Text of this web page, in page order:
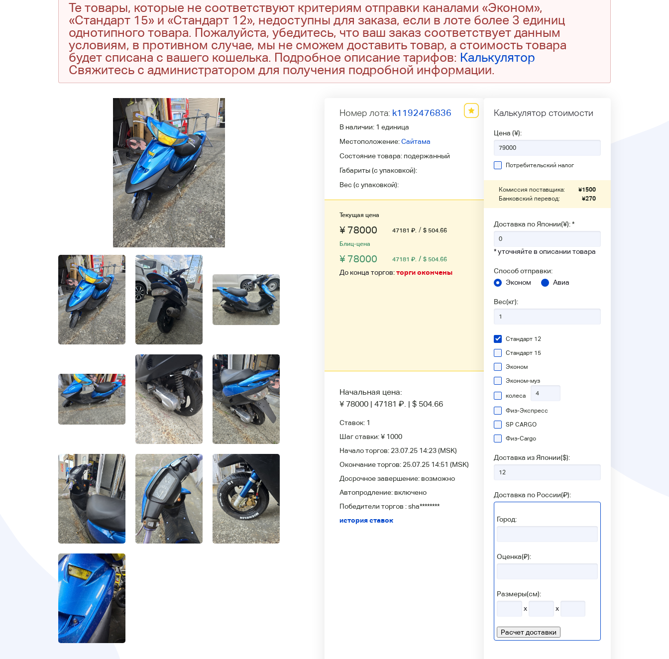
Те товары, которые не соответствуют критериям отправки каналами «Эконом»,
«Стандарт 15» и «Стандарт 12», недоступны для заказа, если в лоте более 3 единиц
однотипного товара. Пожалуйста, убедитесь, что ваш заказ соответствует данным
условиям, в противном случае, мы не сможем доставить товар, а стоимость товара
будет списана с вашего кошелька. Подробное описание тарифов: Калькулятор
Свяжитесь с администратором для получения подробной информации.
Номер лота: k1192476836
В наличии: 1 единица
Местоположение:Сайтама
Состояние товара: подержанный
Габариты (с упаковкой):
Вес (с упаковкой):
Текущая цена
¥ 78000 47181 ₽. / $ 504.66
Блиц-цена
¥ 78000 47181 ₽. / $ 504.66
До конца торгов:торги окончены
Начальная цена:
¥ 78000 | 47181 ₽. | $ 504.66
Ставок: 1
Шаг ставки:¥ 1000
Начало торгов: 23.07.25 14:23(MSK)
Окончание торгов: 25.07.25 14:51 (MSK)
Досрочное завершение: возможно
Автопродление: включено
Победители торгов :sha********
история ставок
Калькулятор стоимости
Цена (¥):
Потребительский налог
Комиссия поставщика: ¥1500
Банковский перевод:
¥270
Доставка по Японии(¥): *
* уточняйте в описании товара
Способ отправки:
Эконом
Авиа
Вес(кг):
Стандарт 12
Стандарт 15
Эконом
Эконом-муз
колеса
Физ-Экспресс
SP CARGO
Физ-Сargo
Доставка из Японии($):
Доставка по России(₽):
Город:
Оценка(₽):
Размеры(см):
x
x
Расчет доставки